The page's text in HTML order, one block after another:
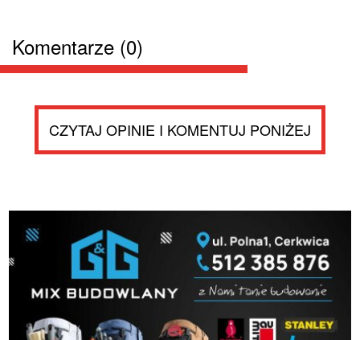
Komentarze (0)
CZYTAJ OPINIE I KOMENTUJ PONIŻEJ